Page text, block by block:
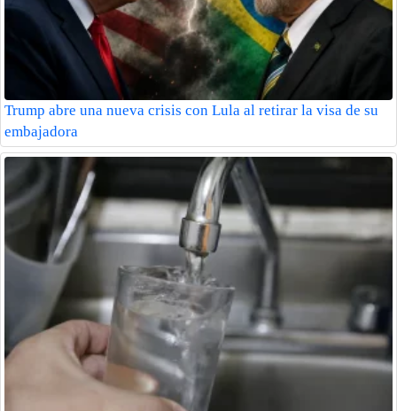
Trump abre una nueva crisis con Lula al retirar la visa de su
embajadora